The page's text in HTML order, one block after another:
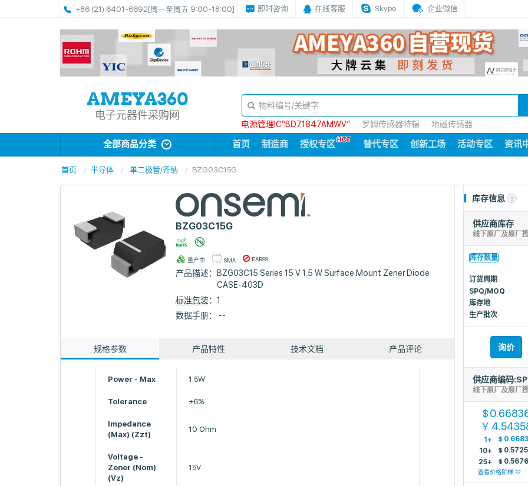
+86 (21) 6401-6692[周一至周五 9:00-18:00] 即时咨询 在线客服 Skype 企业微信
电子元器件采购网
电源管理IC“BD71847AMWV”
罗姆传感器特辑 地磁传感器
全部商品分类 首页 制造商 授权专区 替代专区 创新工场 活动专区 资讯
首页 半导体 单二极管/齐纳 BZG03C15G
BZG03C15G
量产中 SMA EAR99
产品描述：
BZG03C15 Series 15 V 1.5 W Surface Mount Zener Diode
CASE-403D
标准包装：1
数据手册： --
规格参数 产品特性 技术文档 产品评论
Power - Max 1.5W
Tolerance ±6%
Impedance
(Max) (Zzt)
10 Ohm
Voltage -
Zener (Nom)
(Vz)
15V
库存信息 3
供应商库存
线下原厂及原厂
库存数量
订货周期
SPQ/MOQ
库存地
生产批次
询价
供应商编码
线下原厂及原厂
$
￥
查看价格阶梯
1+ $
10+
$
25+
$